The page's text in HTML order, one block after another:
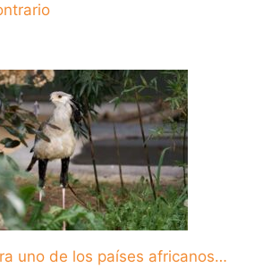
uno de los países africanos…